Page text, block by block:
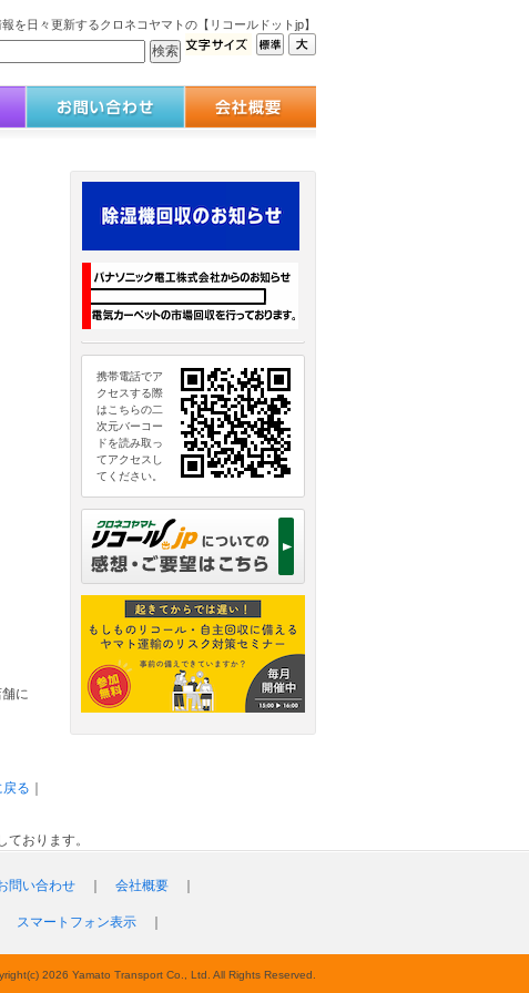
を日々更新するクロネコヤマトの【リコールドットjp】
に
る
携帯電話でア
クセスする際
はこちらの二
次元バーコー
ドを読み取っ
てアクセスし
てください。
おります。
問い合わせ 会社概要
スマートフォン表示
2026 Yamato Transport Co., Ltd. All Rights Reserved.